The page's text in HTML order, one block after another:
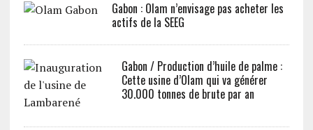
Gabon : Olam n’envisage pas acheter les
actifs de la SEEG
Gabon / Production d’huile de palme :
Cette usine d’Olam qui va générer
30.000 tonnes de brute par an